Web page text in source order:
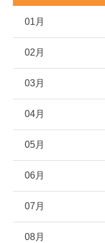
01月
02月
03月
04月
05月
06月
07月
08月